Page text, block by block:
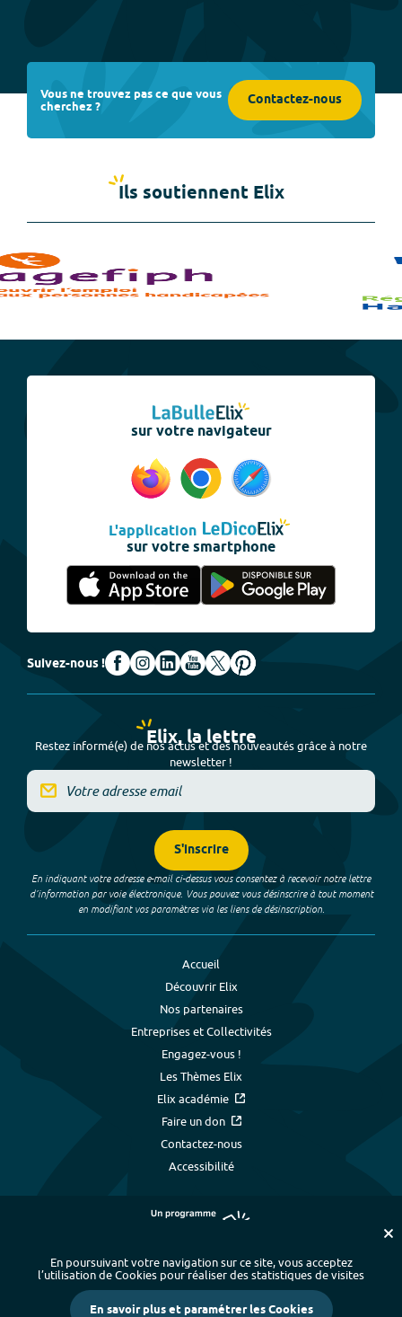
Vous ne trouvez pas ce que vous
cherchez ? Contactez-nous
Ils soutiennent Elix
sur votre navigateur
L'application
sur votre smartphone
Suivez-nous !
Elix, la lettre
Restez informé(e) de nos actus et des nouveautés grâce à notre
newsletter !
S'inscrire
En indiquant votre adresse e-mail ci-dessus vous consentez à recevoir notre lettre
d’information par voie électronique. Vous pouvez vous désinscrire à tout moment
en modifiant vos paramètres via les liens de désinscription.
Accueil
Découvrir Elix
Nos partenaires
Entreprises et Collectivités
Engagez-vous !
Les Thèmes Elix
Elix académie
Faire un don
Contactez-nous
Accessibilité
Plan du site - Index alphabétique
-
Mentions légales et données personnelles
- Paramétrer les cookies
En poursuivant votre navigation sur ce site, vous acceptez
l’utilisation de Cookies pour réaliser des statistiques de visites
En savoir plus et paramétrer les Cookies